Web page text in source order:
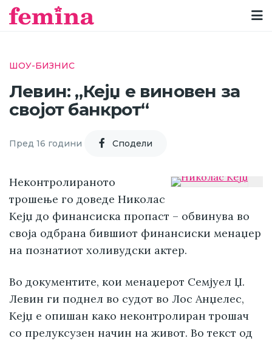
ШОУ-БИЗНИС
Левин: „Кејџ е виновен за
својот банкрот“
Пред 16 години Cподели
Неконтролираното
трошење го доведе Николас
Кејџ до финансиска пропаст – обвинува во
своја одбрана бившиот финансиски менаџер
на познатиот холивудски актер.
Во документите, кои менаџерот Семјуел Џ.
Левин ги поднел во судот во Лос Анџелес,
Кејџ е опишан како неконтролиран трошач
со прелуксузен начин на живот. Во текст од